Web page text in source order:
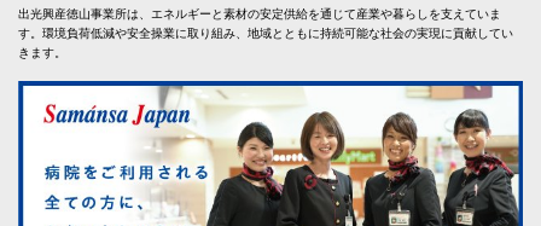
出光興産徳山事業所は、エネルギーと素材の安定供給を通じて産業や暮らしを支えていま
す。環境負荷低減や安全操業に取り組み、地域とともに持続可能な社会の実現に貢献してい
きます。